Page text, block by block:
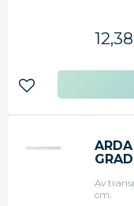
12,38
Lägg till i favoriter
Av
cm.